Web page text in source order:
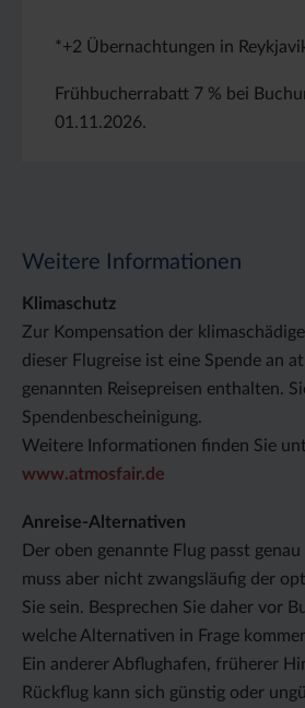
*+2 Übernachtungen in
Frühbucherrabatt 7 % bei
01.11.2026.
Weitere Informationen
Klimaschutz
Zur Kompensation der
dieser Flugreise ist eine Spende an
genannten Reisepreisen enthalten.
Spendenbescheinigung.
Weitere Informationen finden Sie
www.atmosfair.de
Anreise-Alternativen
Der oben genannte Flug passt
muss aber nicht zwangsläufig der
Sie sein. Besprechen Sie daher vor
welche Alternativen in Frage
Ein anderer Abflughafen, früherer
Rückflug kann sich günstig oder